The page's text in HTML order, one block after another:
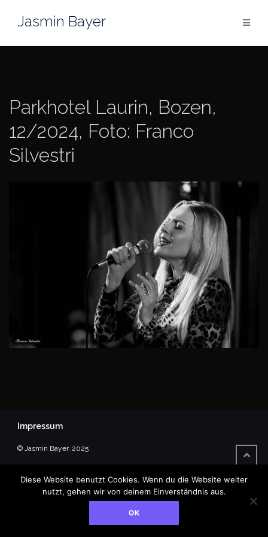
InhaltJasmin Bayer
Parkhotel Laurin, Bozen,
12/2024, Foto: Franco
Silvestri
Impressum
© Jasmin Bayer, 2025
Diese Website benutzt Cookies. Wenn du die Website weiter
nutzt, gehen wir von deinem Einverständnis aus.
OK